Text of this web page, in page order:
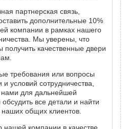
партнерская связь,
дополнительные 10%
компании в рамках нашего
Мы уверены, что
качественные двери
требования или вопросы
условий сотрудничества,
нами для дальнейшей
все детали и найти
общих клиентов.